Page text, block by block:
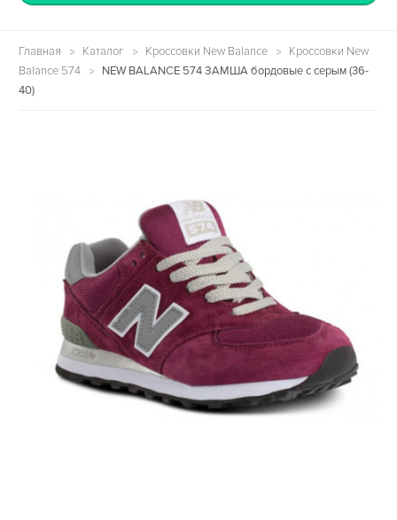
Главная Каталог Кроссовки New Balance
Кроссовки New
Balance 574
NEW BALANCE 574 ЗАМША бордовые с серым (36-
40)